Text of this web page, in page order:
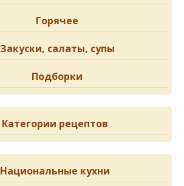
Горячее
Закуски, салаты, супы
Подборки
Категории рецептов
Национальные кухни